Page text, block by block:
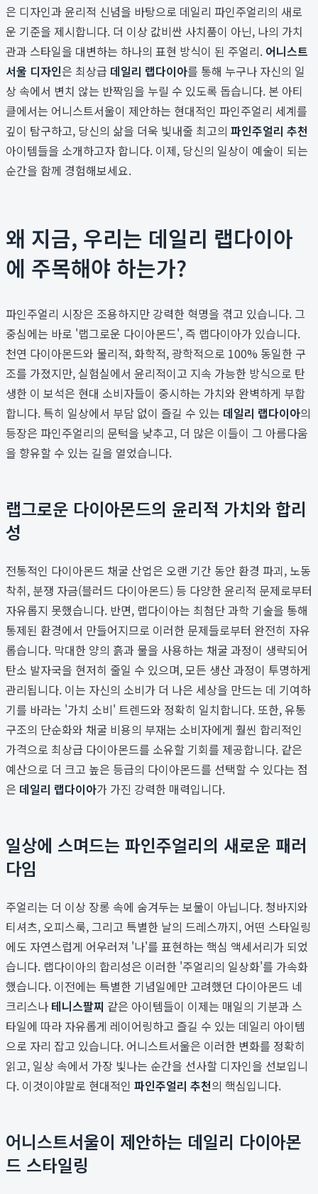
은 디자인과 윤리적 신념을 바탕으로 데일리 파인주얼리의 새로
운 기준을 제시합니다. 더 이상 값비싼 사치품이 아닌, 나의 가치
관과 스타일을 대변하는 하나의 표현 방식이 된 주얼리. 어니스트
서울 디자인은 최상급 데일리 랩다이아를 통해 누구나 자신의 일
상 속에서 변치 않는 반짝임을 누릴 수 있도록 돕습니다. 본 아티
클에서는 어니스트서울이 제안하는 현대적인 파인주얼리 세계를
깊이 탐구하고, 당신의 삶을 더욱 빛내줄 최고의 파인주얼리 추천
아이템들을 소개하고자 합니다. 이제, 당신의 일상이 예술이 되는
순간을 함께 경험해보세요.
왜 지금, 우리는 데일리 랩다이아
에 주목해야 하는가?
파인주얼리 시장은 조용하지만 강력한 혁명을 겪고 있습니다. 그
중심에는 바로 '랩그로운 다이아몬드', 즉 랩다이아가 있습니다.
천연 다이아몬드와 물리적, 화학적, 광학적으로 100% 동일한 구
조를 가졌지만, 실험실에서 윤리적이고 지속 가능한 방식으로 탄
생한 이 보석은 현대 소비자들이 중시하는 가치와 완벽하게 부합
합니다. 특히 일상에서 부담 없이 즐길 수 있는 데일리 랩다이아의
등장은 파인주얼리의 문턱을 낮추고, 더 많은 이들이 그 아름다움
을 향유할 수 있는 길을 열었습니다.
랩그로운 다이아몬드의 윤리적 가치와 합리
성
전통적인 다이아몬드 채굴 산업은 오랜 기간 동안 환경 파괴, 노동
착취, 분쟁 자금(블러드 다이아몬드) 등 다양한 윤리적 문제로부터
자유롭지 못했습니다. 반면, 랩다이아는 최첨단 과학 기술을 통해
통제된 환경에서 만들어지므로 이러한 문제들로부터 완전히 자유
롭습니다. 막대한 양의 흙과 물을 사용하는 채굴 과정이 생략되어
탄소 발자국을 현저히 줄일 수 있으며, 모든 생산 과정이 투명하게
관리됩니다. 이는 자신의 소비가 더 나은 세상을 만드는 데 기여하
기를 바라는 '가치 소비' 트렌드와 정확히 일치합니다. 또한, 유통
구조의 단순화와 채굴 비용의 부재는 소비자에게 훨씬 합리적인
가격으로 최상급 다이아몬드를 소유할 기회를 제공합니다. 같은
예산으로 더 크고 높은 등급의 다이아몬드를 선택할 수 있다는 점
은 데일리 랩다이아가 가진 강력한 매력입니다.
일상에 스며드는 파인주얼리의 새로운 패러
다임
주얼리는 더 이상 장롱 속에 숨겨두는 보물이 아닙니다. 청바지와
티셔츠, 오피스룩, 그리고 특별한 날의 드레스까지, 어떤 스타일링
에도 자연스럽게 어우러져 '나'를 표현하는 핵심 액세서리가 되었
습니다. 랩다이아의 합리성은 이러한 '주얼리의 일상화'를 가속화
했습니다. 이전에는 특별한 기념일에만 고려했던 다이아몬드 네
크리스나 테니스팔찌 같은 아이템들이 이제는 매일의 기분과 스
타일에 따라 자유롭게 레이어링하고 즐길 수 있는 데일리 아이템
으로 자리 잡고 있습니다. 어니스트서울은 이러한 변화를 정확히
읽고, 일상 속에서 가장 빛나는 순간을 선사할 디자인을 선보입니
다. 이것이야말로 현대적인 파인주얼리 추천의 핵심입니다.
어니스트서울이 제안하는 데일리 다이아몬
드 스타일링